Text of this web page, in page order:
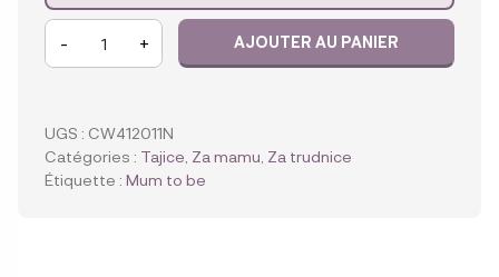
quantité
kratke
hlačice
za
trudnice,
- + AJOUTER AU PANIER
UGS : CW412011N
Catégories : Tajice Za mamu Za trudnice
Étiquette : Mum to be